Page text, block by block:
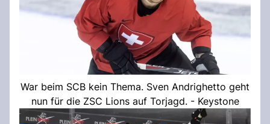
War beim SCB kein Thema. Sven Andrighetto geht
nun für die ZSC Lions auf Torjagd. - Keystone